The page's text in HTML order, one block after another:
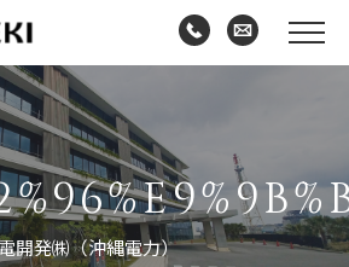
開発㈱（沖縄電力）